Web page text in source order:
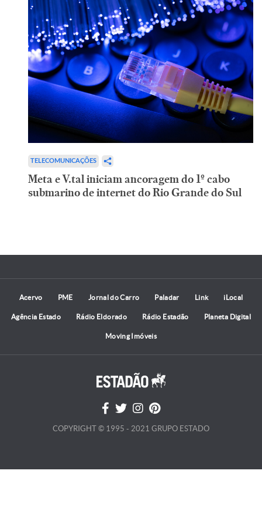
TELECOMUNICAÇÕES
Meta e V.tal iniciam ancoragem do 1º cabo
submarino de internet do Rio Grande do Sul
Acervo PME Jornal do Carro Paladar Link iLocal
Agência Estado Rádio Eldorado Rádio Estadão Planeta Digital
Moving Imóveis
COPYRIGHT © 1995 - 2021 GRUPO ESTADO